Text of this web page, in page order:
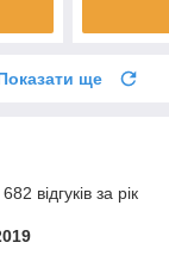
ще
відгуків за рік